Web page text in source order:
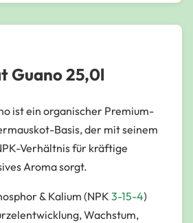
Guano 25,0l
ist ein organischer Premium-
Basis, der mit seinem
Verhältnis für kräftige
Aroma sorgt.
& Kalium (NPK 3-15-4)
Wachstum,